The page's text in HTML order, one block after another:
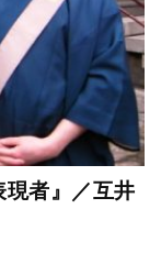
現者』／互井